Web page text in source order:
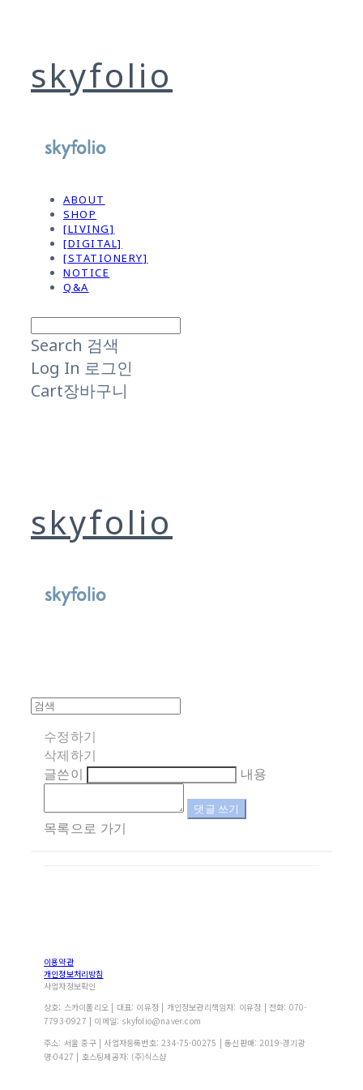
skyfolio
ABOUT
SHOP
[LIVING]
[DIGITAL]
[STATIONERY]
NOTICE
Q&A
Search 검색
Log In 로그인
Cart장바구니
skyfolio
수정하기
삭제하기
글쓴이
내용
댓글 쓰기
목록으로 가기
이용약관
개인정보처리방침
사업자정보확인
상호: 스카이폴리오 | 대표: 이유정 | 개인정보관리책임자: 이유정 | 전화: 070-
7793-0927 | 이메일: skyfolio@naver.com
주소: 서울 중구 | 사업자등록번호: 234-75-00275 | 통신판매: 2019-경기광
명-0427 | 호스팅제공자: (주)식스샵